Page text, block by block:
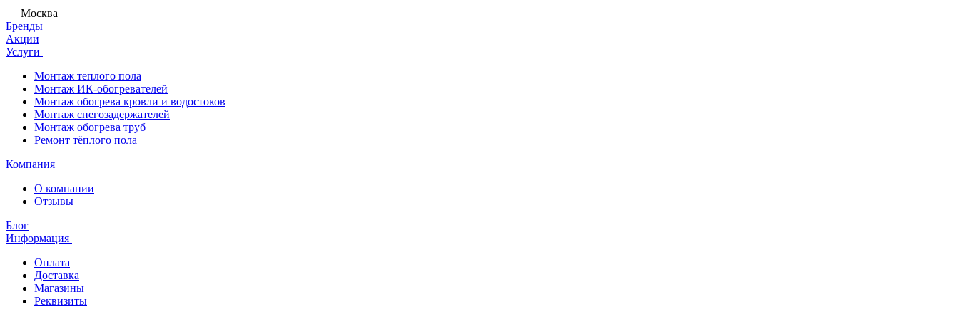
Москва
Бренды
Акции
Услуги
Монтаж теплого пола
Монтаж ИК-обогревателей
Монтаж обогрева кровли и водостоков
Монтаж снегозадержателей
Монтаж обогрева труб
Ремонт тёплого пола
Компания
О компании
Отзывы
Блог
Информация
Оплата
Доставка
Магазины
Реквизиты